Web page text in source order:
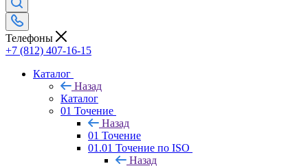
Телефоны
+7 (812) 407-16-15
Каталог
Назад
Каталог
01 Точение
Назад
01 Точение
01.01 Точение по ISO
Назад